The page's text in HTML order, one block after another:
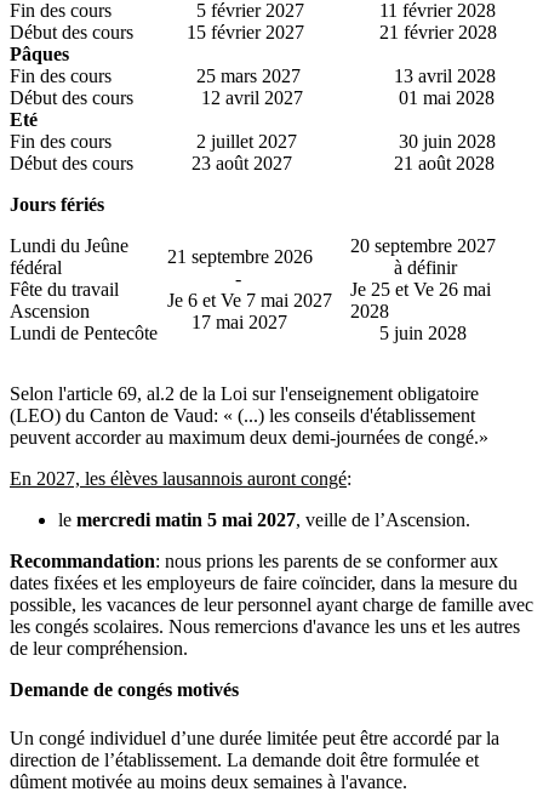
Fin des cours
Début des cours
5 février 2027
15 février 2027
11 février 2028
21 février 2028
Pâques
Fin des cours
Début des cours
25 mars 2027
12 avril 2027
13 avril 2028
01 mai 2028
Eté
Fin des cours
Début des cours
2 juillet 2027
23 août 2027
30 juin 2028
21 août 2028
Jours fériés
Lundi du Jeûne
fédéral
Fête du travail
Ascension
Lundi de Pentecôte
21 septembre 2026
-
Je 6 et Ve 7 mai 2027
17 mai 2027
20 septembre 2027
à définir
Je 25 et Ve 26 mai
2028
5 juin 2028
Selon l'article 69, al.2 de la Loi sur l'enseignement obligatoire
(LEO) du Canton de Vaud: « (...) les conseils d'établissement
peuvent accorder au maximum deux demi-journées de congé.»
En 2027, les élèves lausannois auront congé:
le mercredi matin 5 mai 2027, veille de l’Ascension.
Recommandation: nous prions les parents de se conformer aux
dates fixées et les employeurs de faire coïncider, dans la mesure du
possible, les vacances de leur personnel ayant charge de famille avec
les congés scolaires. Nous remercions d'avance les uns et les autres
de leur compréhension.
Demande de congés motivés
Un congé individuel d’une durée limitée peut être accordé par la
direction de l’établissement. La demande doit être formulée et
dûment motivée au moins deux semaines à l'avance.